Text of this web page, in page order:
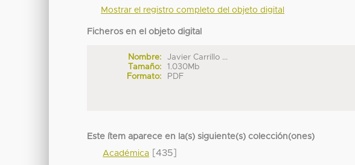
Mostrar el registro completo del objeto digital
Ficheros en el objeto digital
Nombre:
Javier Carrillo ...
Tamaño:
1.030Mb
Formato:
PDF
Este ítem aparece en la(s) siguiente(s) colección(ones)
Académica [435]